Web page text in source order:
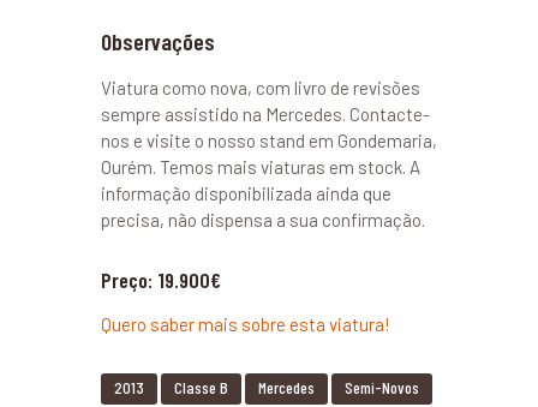
Observações
Viatura como nova, com livro de revisões
sempre assistido na Mercedes. Contacte-
nos e visite o nosso stand em Gondemaria,
Ourém. Temos mais viaturas em stock. A
informação disponibilizada ainda que
precisa, não dispensa a sua confirmação.
Preço: 19.900€
Quero saber mais sobre esta viatura!
2013 Classe B Mercedes Semi-Novos